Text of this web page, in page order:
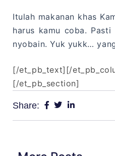
Itulah makanan khas
harus kamu coba.
nyobain. Yuk yukk…
[/et_pb_text][/
[/et_pb_section]
Share: